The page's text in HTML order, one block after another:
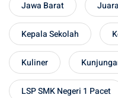
Jawa Barat Juara
Kepala Sekolah
Kuliner
LSP SMK Negeri 1 Pacet